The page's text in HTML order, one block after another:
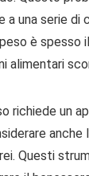
a una serie
peso è
alimentari
richiede un
Questi